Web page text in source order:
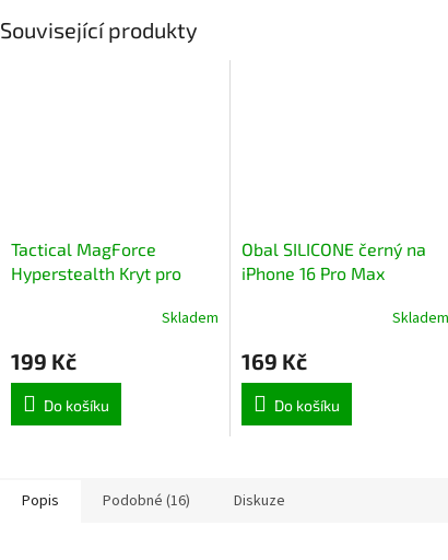
Související produkty
Tactical MagForce
Hyperstealth Kryt pro
Skladem
199 Kč
Do košíku
Obal SILICONE černý na
iPhone 16 Pro Max
Skladem
169 Kč
Do košíku
Popis Podobné (16) Diskuze